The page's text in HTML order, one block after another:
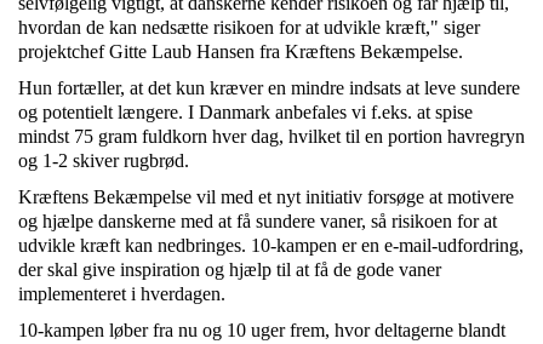
hvordan de kan nedsætte risikoen for at udvikle kræft," siger
projektchef Gitte Laub Hansen fra Kræftens Bekæmpelse.
Hun fortæller, at det kun kræver en mindre indsats at leve sundere
og potentielt længere. I Danmark anbefales vi f.eks. at spise
mindst 75 gram fuldkorn hver dag, hvilket til en portion havregryn
og 1-2 skiver rugbrød.
Kræftens Bekæmpelse vil med et nyt initiativ forsøge at motivere
og hjælpe danskerne med at få sundere vaner, så risikoen for at
udvikle kræft kan nedbringes. 10-kampen er en e-mail-udfordring,
der skal give inspiration og hjælp til at få de gode vaner
implementeret i hverdagen.
10-kampen løber fra nu og 10 uger frem, hvor deltagerne blandt